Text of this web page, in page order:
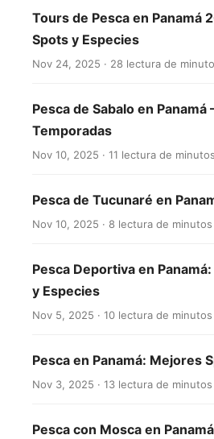
Tours de Pesca en Panamá
Spots y Especies
Nov 24, 2025 · 28 lectura de
Pesca de Sabalo en Panamá
Temporadas
Nov 10, 2025 · 11 lectura de minutos
Pesca de Tucunaré en
Nov 10, 2025 · 8 lectura de minutos
Pesca Deportiva en
y Especies
Nov 5, 2025 · 10 lectura de minutos
Pesca en Panamá: Mejores
Nov 3, 2025 · 13 lectura de minutos
Pesca con Mosca en